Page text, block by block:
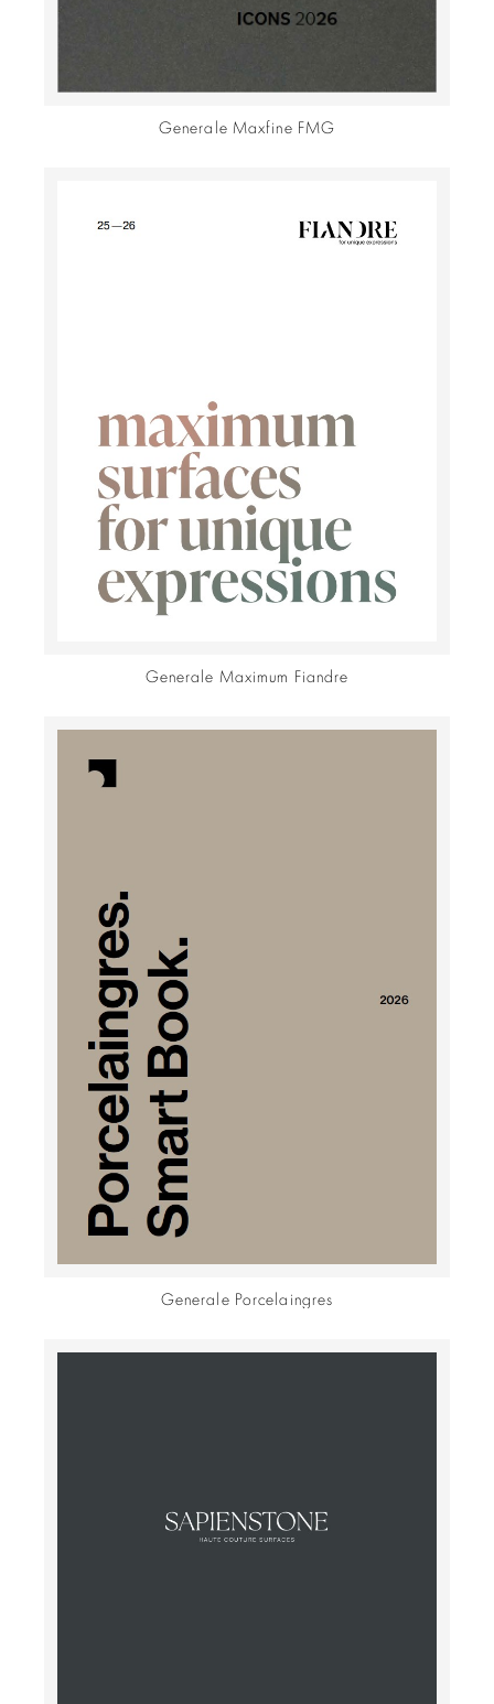
Generale Maxfine FMG
Generale Maximum Fiandre
Generale Porcelaingres